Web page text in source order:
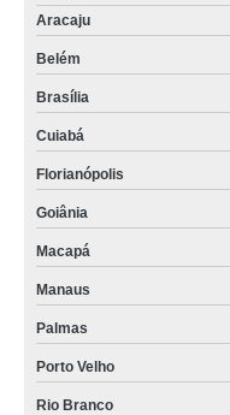
Aracaju
Belém
Brasília
Cuiabá
Florianópolis
Goiânia
Macapá
Manaus
Palmas
Porto Velho
Rio Branco